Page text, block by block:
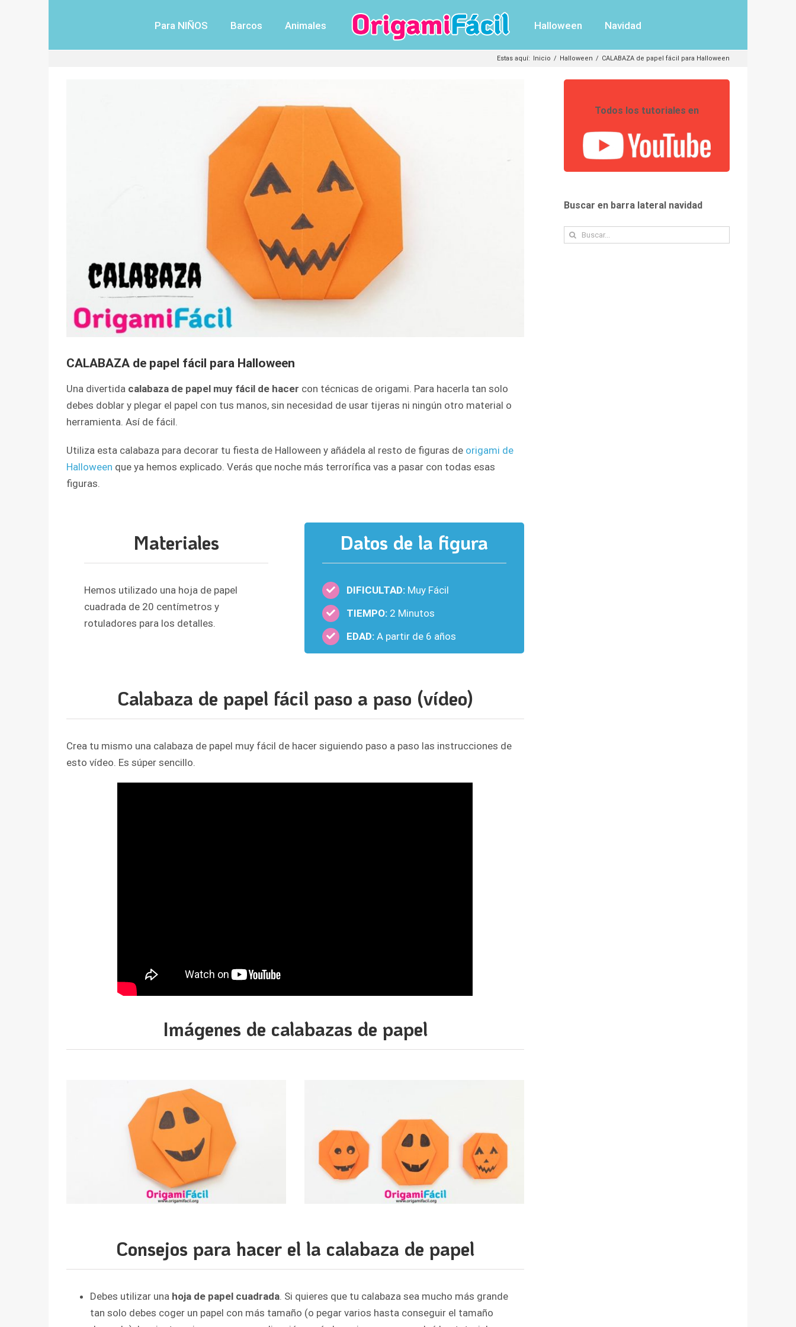
Para NIÑOS Barcos Animales Halloween Navidad
Estas aquí: Inicio / Halloween / CALABAZA de papel fácil para Halloween
CALABAZA de papel fácil para Halloween
Una divertida calabaza de papel muy fácil de hacer con técnicas de origami. Para hacerla tan solo
debes doblar y plegar el papel con tus manos, sin necesidad de usar tijeras ni ningún otro material o
herramienta. Así de fácil.
Utiliza esta calabaza para decorar tu fiesta de Halloween y añádela al resto de figuras de origami de
Halloween que ya hemos explicado. Verás que noche más terrorífica vas a pasar con todas esas
figuras.
Materiales
Hemos utilizado una hoja de papel
cuadrada de 20 centímetros y
rotuladores para los detalles.
Datos de la figura
DIFICULTAD:Muy Fácil
TIEMPO:2 Minutos
EDAD:A partir de 6 años
Calabaza de papel fácil paso a paso (vídeo)
Crea tu mismo una calabaza de papel muy fácil de hacer siguiendo paso a paso las instrucciones de
esto vídeo. Es súper sencillo.
Imágenes de calabazas de papel
Consejos para hacer el la calabaza de papel
Debes utilizar una hoja de papel cuadrada. Si quieres que tu calabaza sea mucho más grande
tan solo debes coger un papel con más tamaño (o pegar varios hasta conseguir el tamaño
Todos los tutoriales en
Buscar en barra lateral navidad
Buscar: